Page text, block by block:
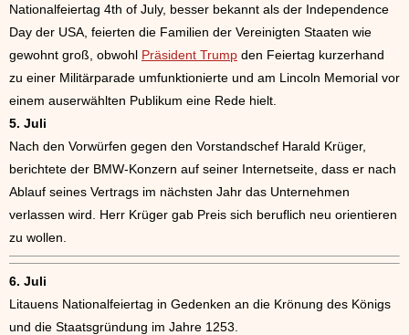
Nationalfeiertag 4th of July, besser bekannt als der Independence
Day der USA, feierten die Familien der Vereinigten Staaten wie
gewohnt groß, obwohl Präsident Trump den Feiertag kurzerhand
zu einer Militärparade umfunktionierte und am Lincoln Memorial vor
einem auserwählten Publikum eine Rede hielt.
5. Juli
Nach den Vorwürfen gegen den Vorstandschef Harald Krüger,
berichtete der BMW-Konzern auf seiner Internetseite, dass er nach
Ablauf seines Vertrags im nächsten Jahr das Unternehmen
verlassen wird. Herr Krüger gab Preis sich beruflich neu orientieren
zu wollen.
6. Juli
Litauens Nationalfeiertag in Gedenken an die Krönung des Königs
und die Staatsgründung im Jahre 1253.